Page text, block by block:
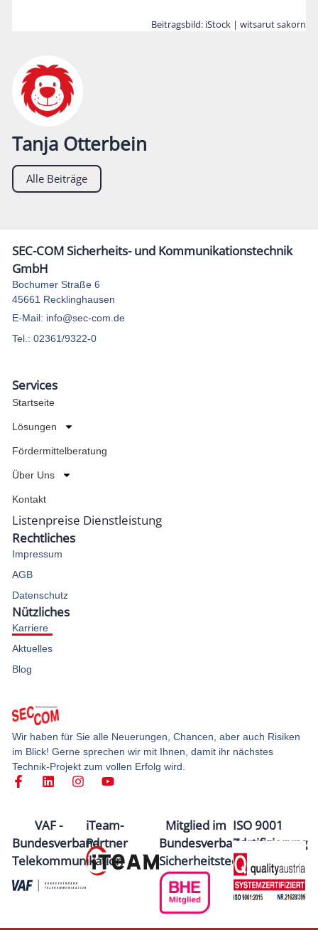
Beitragsbild: iStock | witsarut sakorn
Tanja Otterbein
Alle Beiträge
Wir haben für Sie alle Neuerungen, Chancen, aber auch Risiken
im Blick! Gerne sprechen wir mit Ihnen, damit ihr nächstes
Technik-Projekt zum vollen Erfolg wird.
Services
Startseite
Lösungen
Fördermittelberatung
Über Uns
Kontakt
Listenpreise Dienstleistung
Rechtliches
Impressum
AGB
Datenschutz
Nützliches
Karriere
Aktuelles
Blog
SEC-COM Sicherheits- und Kommunikationstechnik
GmbH
Bochumer Straße 6
45661 Recklinghausen
E-Mail: info@sec-com.de
Tel.: 02361/9322-0
VAF -
Bundesverband
Telekommunikation
iTeam-
Partner
Mitglied im
Bundesverband
Sicherheitstechnik
ISO 9001
Zertifizierung